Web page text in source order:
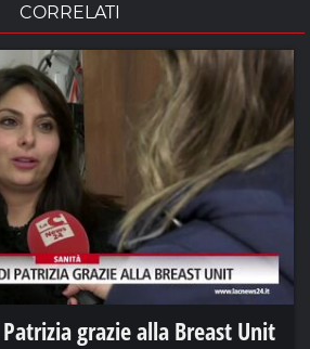
CORRELATI
grazie alla Breast Unit